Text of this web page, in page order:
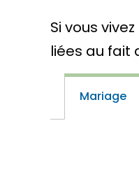
Si vous
liées au fait
Mariage